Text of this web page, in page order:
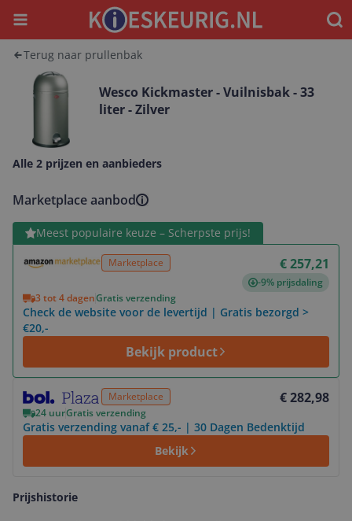
Menu
Terug naar prullenbak
Wesco Kickmaster - Vuilnisbak - 33
liter - Zilver
Alle 2 prijzen en aanbieders
Marketplace aanbod
Meest populaire keuze – Scherpste prijs!
Marketplace € 257,21
-9% prijsdaling
3 tot 4 dagenGratis verzending
Check de website voor de levertijd | Gratis bezorgd >
€20,-
Bekijk product
Bekijk product
Marketplace € 282,98
24 uurGratis verzending
Gratis verzending vanaf € 25,- | 30 Dagen Bedenktijd
Bekijk
Prijshistorie